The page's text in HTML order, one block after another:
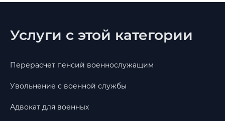
Услуги с этой категории
Перерасчет пенсий военнослужащим
Увольнение с военной службы
Адвокат для военных